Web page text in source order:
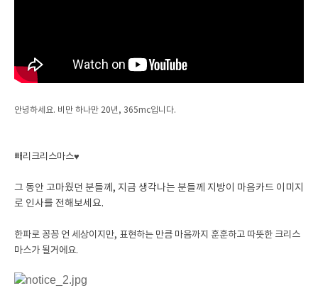
안녕하세요. 비만 하나만 20년, 365mc입니다.
빼리크리스마스♥
그 동안 고마웠던 분들께, 지금 생각나는 분들께 지방이 마음카드 이미지
로 인사를 전해보세요.
한파로 꽁꽁 언 세상이지만, 표현하는 만큼 마음까지 훈훈하고 따뜻한 크리스
마스가 될거에요.